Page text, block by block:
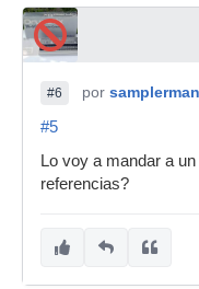
#6 por
#5
Lo voy a mandar a
referencias?